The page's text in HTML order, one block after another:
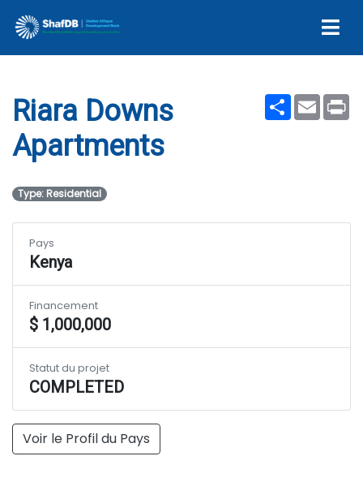
Riara Downs Apartments
ShareEmail
Riara Downs
Apartments
Type: Residential
Voir le Profil du Pays
Pays
Kenya
Financement
$ 1,000,000
Statut du projet
COMPLETED